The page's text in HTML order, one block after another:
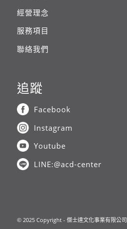
經營理念
服務項目
聯絡我們
追蹤
Facebook
Instagram
Youtube
LINE:@acd-center
© 2025 Copyright - 傑士達文化事業有限公司